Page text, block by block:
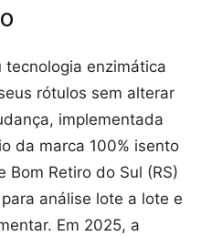
enzimática
rótulos sem alterar
implementada
da marca 100% isento
Bom Retiro do Sul (RS)
análise lote a lote e
Em 2025, a